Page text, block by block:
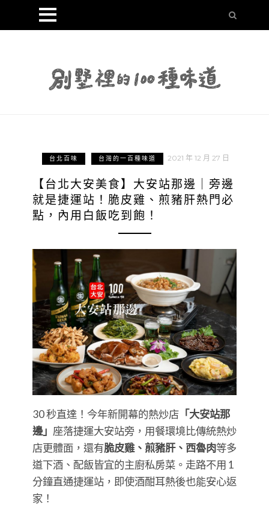
台北百味 台灣的一百種味道 2021 年 12 月 27 日
【台北大安美食】大安站那邊｜旁邊
就是捷運站！脆皮雞、煎豬肝熱門必
點，內用白飯吃到飽！
30 秒直達！今年新開幕的熱炒店 「大安站那
邊」 座落捷運大安站旁，用餐環境比傳統熱炒
店更體面，還有脆皮雞、煎豬肝、西魯肉等多
道下酒、配飯皆宜的主廚私房菜。走路不用 1
分鐘直通捷運站，即使酒酣耳熱後也能安心返
家！